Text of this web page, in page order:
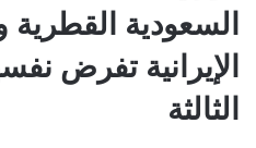
السعودية القطرية
الإيرانية تفرض
الثالثة